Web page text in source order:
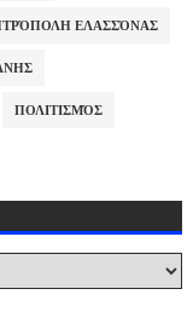
ΕΛΑΣΣΌΝΑΣ
ΠΟΛΙΤΙΣΜΌΣ